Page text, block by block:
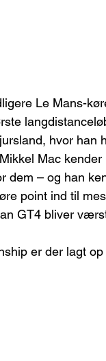
Le Mans-
hvor han
Mac
dem – og han
point ind til
GT4 bliver
er der lagt